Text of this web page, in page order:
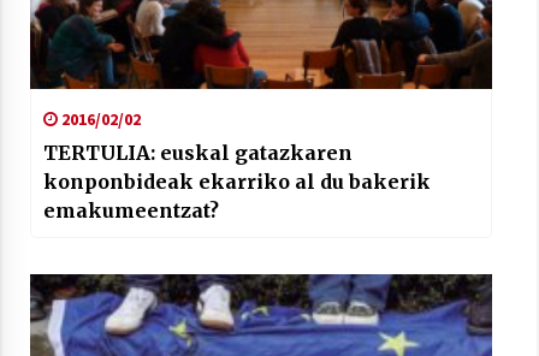
2016/02/02
TERTULIA: euskal gatazkaren
konponbideak ekarriko al du bakerik
emakumeentzat?